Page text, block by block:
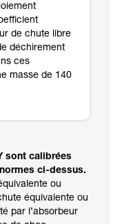
de chute libre
déchirement
ces
masse de 140
sont calibrées
ci-dessus.
ou
équivalente ou
par l’absorbeur